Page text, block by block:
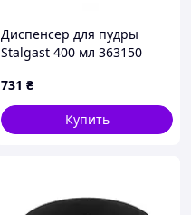
Диспенсер для пудры
Stalgast 400 мл 363150
731 ₴
Купить